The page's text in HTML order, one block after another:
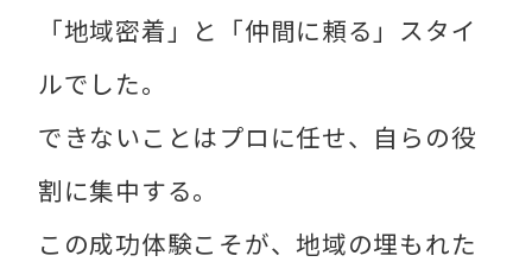
「地域密着」と「仲間に頼る」スタイ
ルでした。
できないことはプロに任せ、自らの役
割に集中する。
この成功体験こそが、地域の埋もれた